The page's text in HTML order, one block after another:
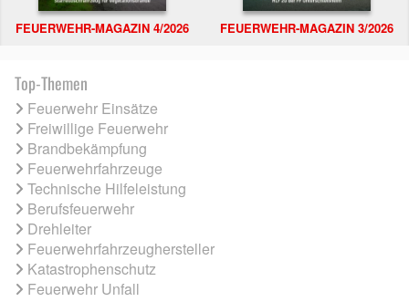
FEUERWEHR-MAGAZIN 4/2026 FEUERWEHR-MAGAZIN 3/2026
Top-Themen
Feuerwehr Einsätze
Freiwillige Feuerwehr
Brandbekämpfung
Feuerwehrfahrzeuge
Technische Hilfeleistung
Berufsfeuerwehr
Drehleiter
Feuerwehrfahrzeughersteller
Katastrophenschutz
Feuerwehr Unfall